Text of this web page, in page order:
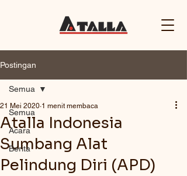
Postingan
Semua
Acara
Berita
Semua
Atalla Indonesia
Sumbang Alat
Pelindung Diri (APD)
21 Mei 2020 1 menit membaca